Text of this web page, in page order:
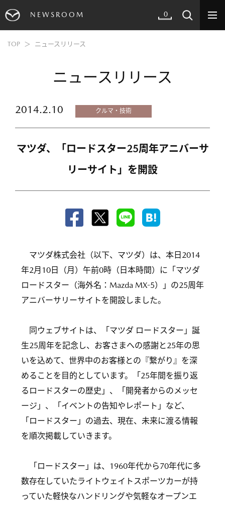
NEWSROOM 0
TOP ニュースリリース
ニュースリリース
2014.2.10 クルマ・技術
マツダ、「ロードスター25周年アニバーサ
リーサイト」を開設
マツダ株式会社（以下、マツダ）は、本日2014
年2月10日（月）午前0時（日本時間）に「マツダ
ロードスター（海外名：Mazda MX-5）」の25周年
アニバーサリーサイトを開設しました。
同ウェブサイトは、「マツダ ロードスター」誕
生25周年を記念し、お客さまへの感謝と25年の思
いを込めて、世界中のお客様との『繋がり』を深
めることを目的としています。「25年間を振り返
るロードスターの歴史」、「開発者からのメッセ
ージ」、「イベントの告知やレポート」など、
「ロードスター」の過去、現在、未来に渡る情報
を順次掲載していきます。
「ロードスター」は、1960年代から70年代に多
数存在していたライトウェイトスポーツカーが持
っていた軽快なハンドリングや気軽なオープンエ